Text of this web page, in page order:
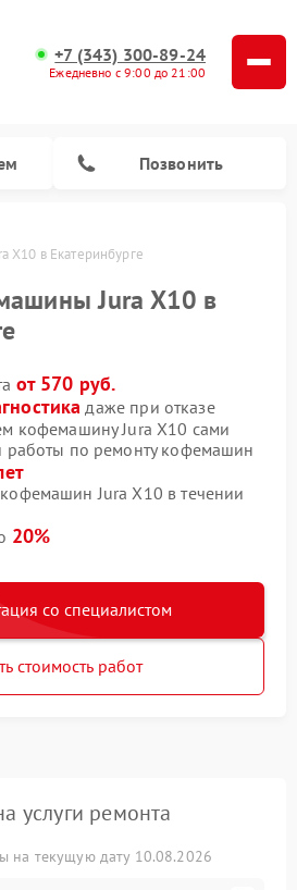
+7 (343) 300-89-24
Ежедневно с 9:00 до 21:00
Позвонить
в Екатеринбурге
Jura X10 в
от 570 руб.
даже при отказе
кофемашину Jura X10 сами
работы по ремонту кофемашин
Jura X10 в течении
20%
со специалистом
стоимость работ
услуги ремонта
на текущую дату 10.08.2026